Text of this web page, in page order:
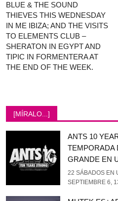
BLUE & THE SOUND
THIEVES THIS WEDNESDAY
IN ME IBIZA; AND THE VISITS
TO ELEMENTS CLUB –
SHERATON IN EGYPT AND
TIPIC IN FORMENTERA AT
THE END OF THE WEEK.
[MÍRALO...]
ANTS 10
TEMPORADA
GRANDE EN
22 SÁBADOS EN
SEPTIEMBRE 6,